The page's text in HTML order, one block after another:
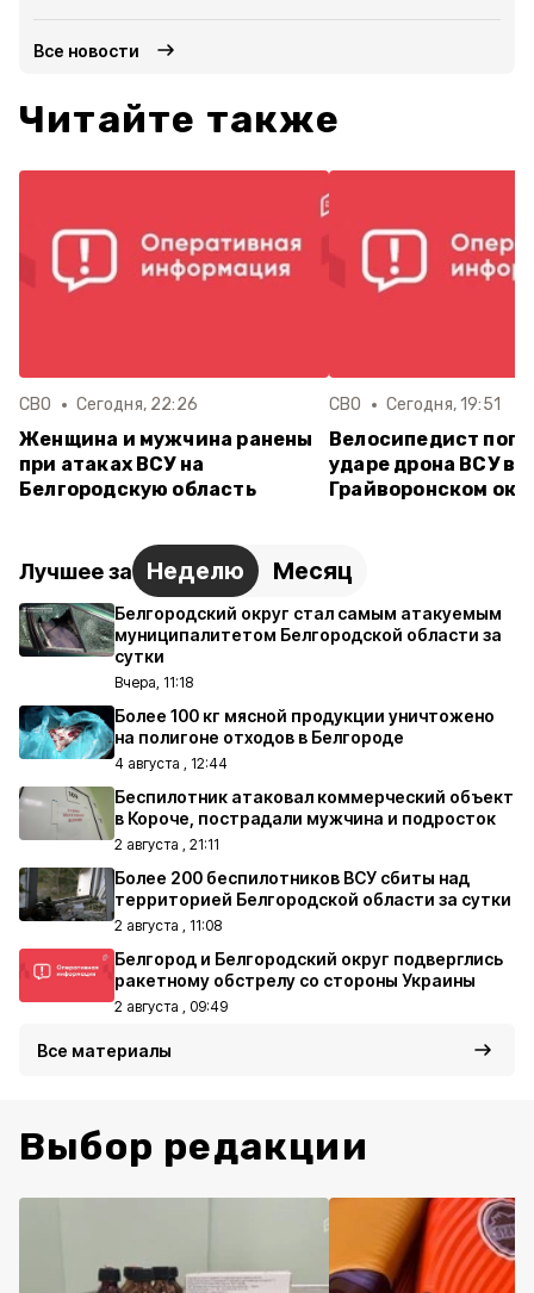
Все новости
Читайте также
СВО Сегодня, 22:26
Женщина и мужчина ранены
при атаках ВСУ на
Белгородскую область
СВО Сегодня, 19:51
Велосипедист
ударе дрона ВСУ в
Грайворонском
Лучшее за Неделю Месяц
Белгородский округ стал самым атакуемым
муниципалитетом Белгородской области за
сутки
Вчера, 11:18
Более 100 кг мясной продукции уничтожено
на полигоне отходов в Белгороде
4 августа , 12:44
Беспилотник атаковал коммерческий объект
в Короче, пострадали мужчина и подросток
2 августа , 21:11
Более 200 беспилотников ВСУ сбиты над
территорией Белгородской области за сутки
2 августа , 11:08
Белгород и Белгородский округ подверглись
ракетному обстрелу со стороны Украины
2 августа , 09:49
Все материалы
Выбор редакции